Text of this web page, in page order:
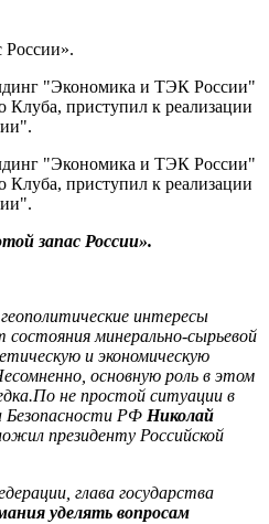
России».
"Экономика и ТЭК России"
Клуба, приступил к реализации
"Экономика и ТЭК России"
Клуба, приступил к реализации
запас России».
интересы
состояния минерально-сырьевой
и экономическую
основную роль в этом
не простой ситуации в
Безопасности РФ Николай
президенту Российской
глава государства
уделять вопросам